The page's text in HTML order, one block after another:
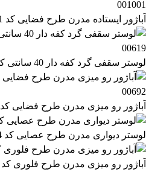
آباژور ایستاده مدرن طرح فضایی کد 001001
لوستر سقفی گرد کفه دار 40 سانتی کد 00619
آباژور رو میزی مدرن طرح فضایی کد 00692
لوستر دیواری مدرن طرح عصایی کد 00704
آباژور رو میزی مدرن طرح فلوری کد 00695